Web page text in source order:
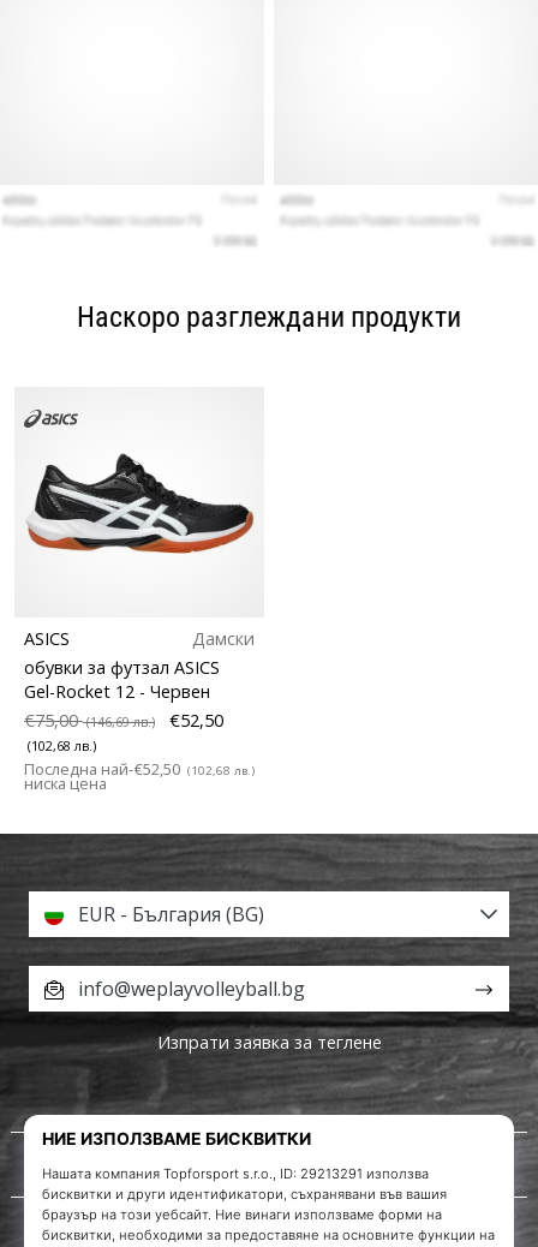
Наскоро разглеждани продукти
ASICS
Дамски
обувки за футзал ASICS
Gel-Rocket 12 - Червен
€75,00(146,69 лв.) €52,50
(102,68 лв.)
Последна най-
ниска цена
€52,50 (102,68 лв.)
За нас
Обслужване на клиенти
EUR - България (BG)
info@weplayvolleyball.bg
Изпрати заявка за теглене